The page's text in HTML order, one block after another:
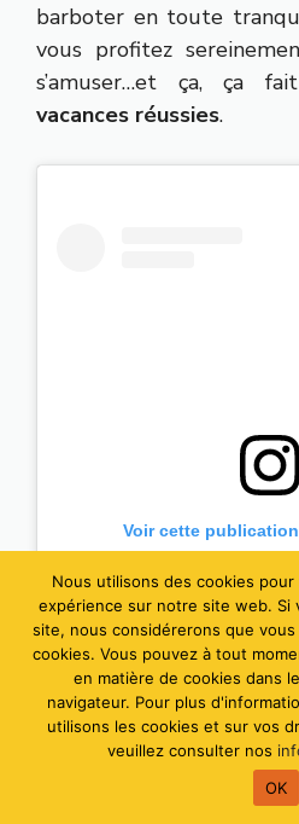
barboter en toute
vous profitez
s’amuser…et ça, ça
vacances réussies.
Voir cette
Nous utilisons des cookies
expérience sur notre site web. Si
site, nous considérerons que
cookies. Vous pouvez à tout
en matière de cookies dans
navigateur. Pour plus
utilisons les cookies et sur vos
veuillez consulter nos
OK